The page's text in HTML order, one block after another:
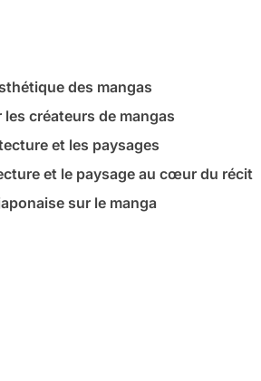
des mangas
créateurs de mangas
et les paysages
et le paysage au cœur du récit
sur le manga